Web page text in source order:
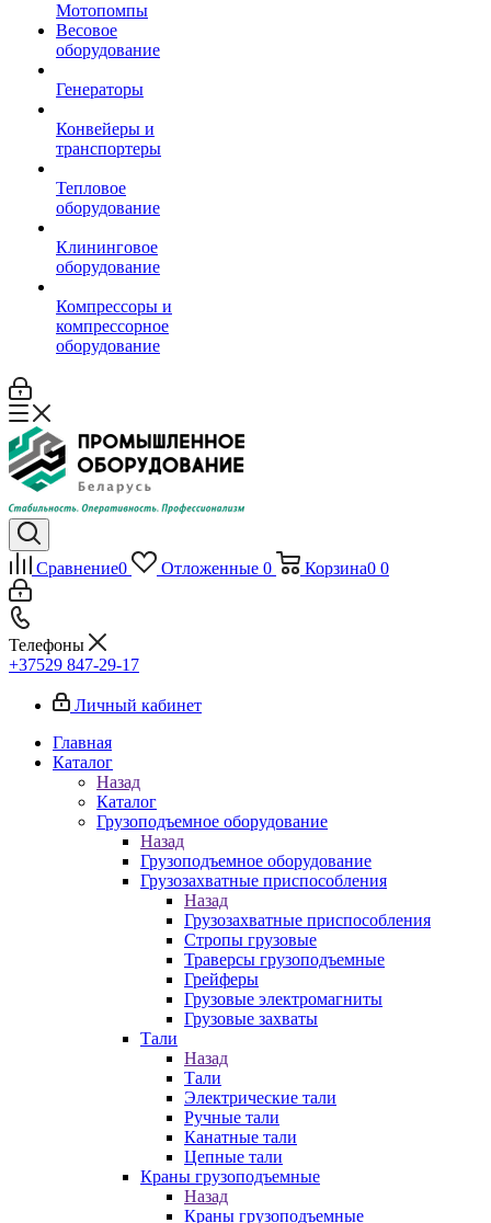
Мотопомпы
Весовое
оборудование
Генераторы
Конвейеры и
транспортеры
Тепловое
оборудование
Клининговое
оборудование
Компрессоры и
компрессорное
оборудование
Сравнение0 Отложенные 0 Корзина0 0
Телефоны
+37529 847-29-17‬
Личный кабинет
Главная
Каталог
Назад
Каталог
Грузоподъемное оборудование
Назад
Грузоподъемное оборудование
Грузозахватные приспособления
Назад
Грузозахватные приспособления
Стропы грузовые
Траверсы грузоподъемные
Грейферы
Грузовые электромагниты
Грузовые захваты
Тали
Назад
Тали
Электрические тали
Ручные тали
Канатные тали
Цепные тали
Краны грузоподъемные
Назад
Краны грузоподъемные